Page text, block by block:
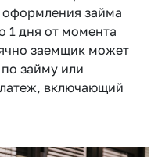
займа
1 дня от момента
заемщик может
займу или
включающий